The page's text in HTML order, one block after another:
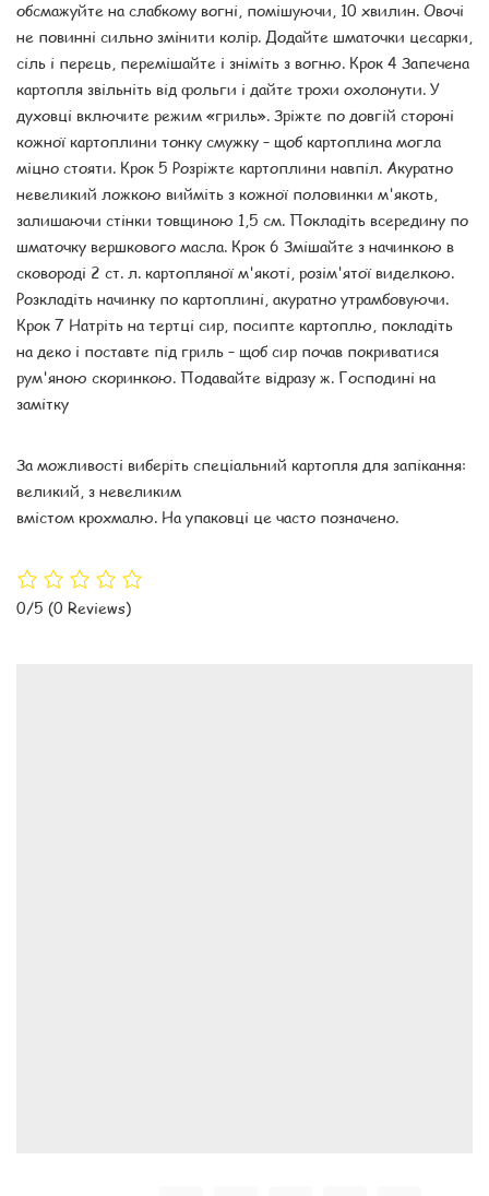
обсмажуйте на слабкому вогні, помішуючи, 10 хвилин. Овочі
не повинні сильно змінити колір. Додайте шматочки цесарки,
сіль і перець, перемішайте і зніміть з вогню. Крок 4 Запечена
картопля звільніть від фольги і дайте трохи охолонути. У
духовці включите режим «гриль». Зріжте по довгій стороні
кожної картоплини тонку смужку – щоб картоплина могла
міцно стояти. Крок 5 Розріжте картоплини навпіл. Акуратно
невеликий ложкою вийміть з кожної половинки м'якоть,
залишаючи стінки товщиною 1,5 см. Покладіть всередину по
шматочку вершкового масла. Крок 6 Змішайте з начинкою в
сковороді 2 ст. л. картопляної м'якоті, розім'ятої виделкою.
Розкладіть начинку по картоплині, акуратно утрамбовуючи.
Крок 7 Натріть на тертці сир, посипте картоплю, покладіть
на деко і поставте під гриль – щоб сир почав покриватися
рум'яною скоринкою. Подавайте відразу ж. Господині на
замітку
За можливості виберіть спеціальний картопля для запікання:
великий, з невеликим
вмістом крохмалю. На упаковці це часто позначено.
0/5 (0 Reviews)